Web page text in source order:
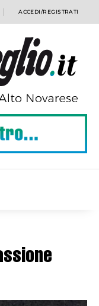
ACCEDI/REGISTRATI